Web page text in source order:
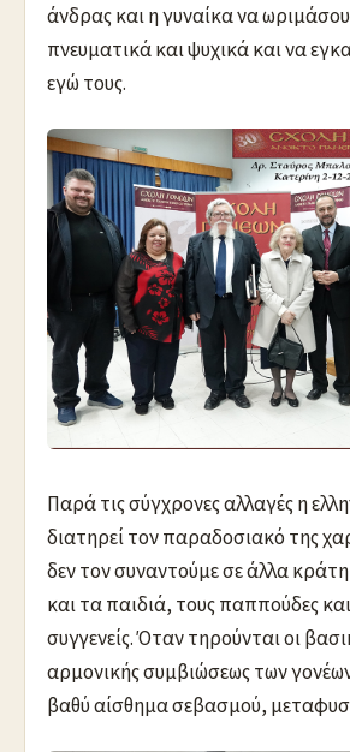
άνδρας και η γυναίκα να
πνευματικά και ψυχικά και να
εγώ τους.
Παρά τις σύγχρονες αλλαγές η
διατηρεί τον παραδοσιακό της
δεν τον συναντούμε σε άλλα
και τα παιδιά, τους παππούδες
συγγενείς. Όταν τηρούνται οι
αρμονικής συμβιώσεως των
βαθύ αίσθημα σεβασμού,